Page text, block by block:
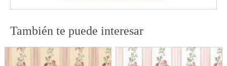
También te puede interesar